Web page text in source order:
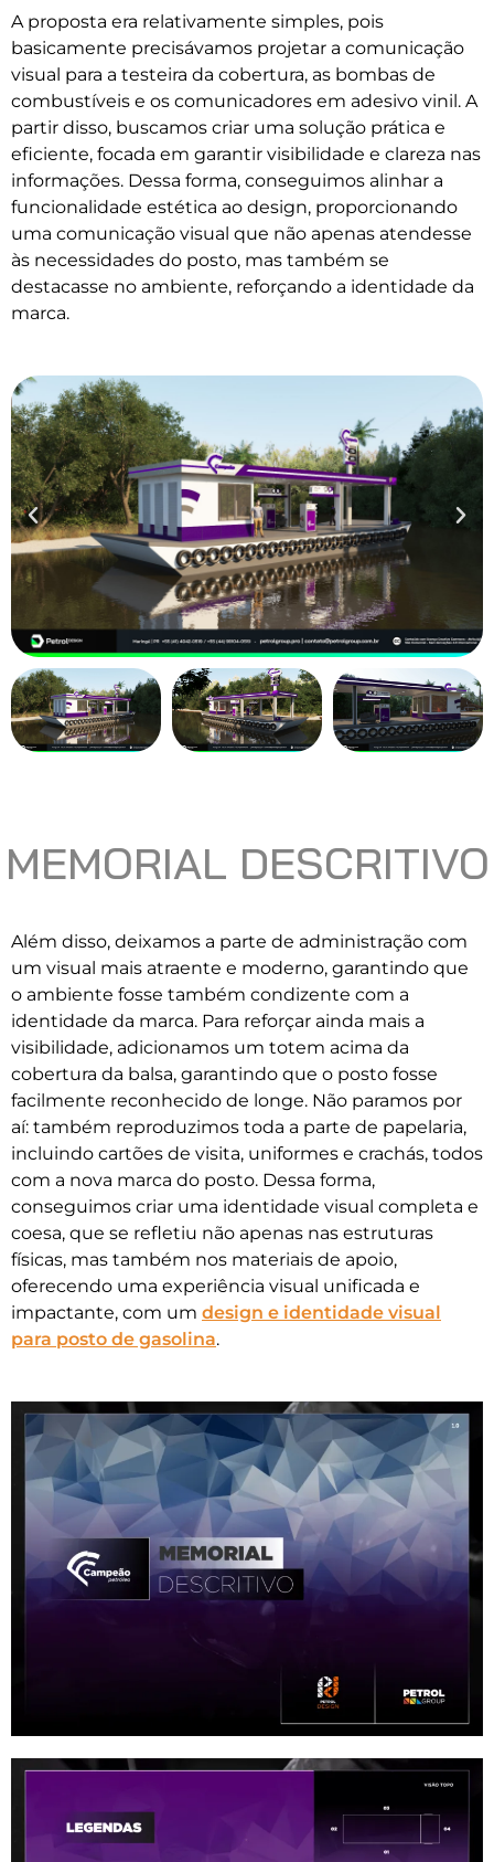
A proposta era relativamente simples, pois
basicamente precisávamos projetar a comunicação
visual para a testeira da cobertura, as bombas de
combustíveis e os comunicadores em adesivo vinil. A
partir disso, buscamos criar uma solução prática e
eficiente, focada em garantir visibilidade e clareza nas
informações. Dessa forma, conseguimos alinhar a
funcionalidade estética ao design, proporcionando
uma comunicação visual que não apenas atendesse
às necessidades do posto, mas também se
destacasse no ambiente, reforçando a identidade da
marca.
MEMORIAL DESCRITIVO
Além disso, deixamos a parte de administração com
um visual mais atraente e moderno, garantindo que
o ambiente fosse também condizente com a
identidade da marca. Para reforçar ainda mais a
visibilidade, adicionamos um totem acima da
cobertura da balsa, garantindo que o posto fosse
facilmente reconhecido de longe. Não paramos por
aí: também reproduzimos toda a parte de papelaria,
incluindo cartões de visita, uniformes e crachás, todos
com a nova marca do posto. Dessa forma,
conseguimos criar uma identidade visual completa e
coesa, que se refletiu não apenas nas estruturas
físicas, mas também nos materiais de apoio,
oferecendo uma experiência visual unificada e
impactante, com um design e identidade visual
para posto de gasolina.